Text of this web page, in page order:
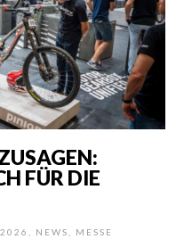
FÜR DIE
NEWS MESSE